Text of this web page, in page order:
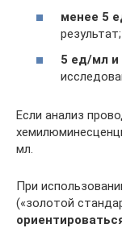
менее 5
результат;
5 ед/мл и
Если анализ
мл.
При
(«золотой